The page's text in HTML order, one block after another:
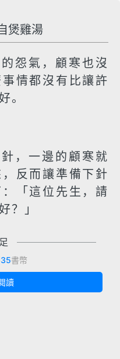
煲雞湯
怨氣，顧寒也沒
情都沒有比讓許
。
，一邊的顧寒就
反而讓準備下針
「這位先生，請
？」
35書幣
讀